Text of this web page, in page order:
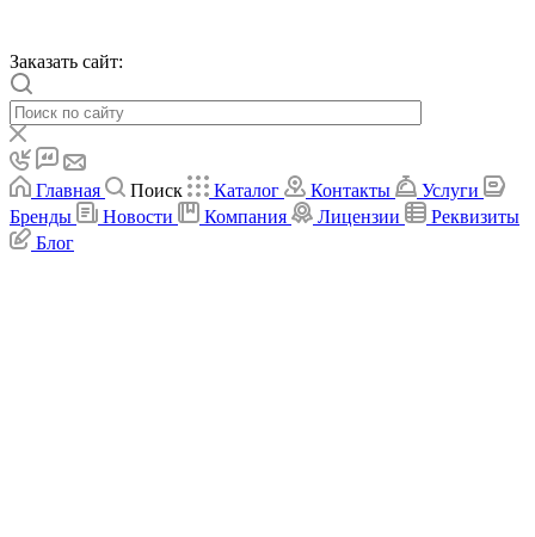
Заказать сайт:
Главная Поиск Каталог Контакты
Услуги
Бренды
Новости Компания Лицензии
Реквизиты
Блог